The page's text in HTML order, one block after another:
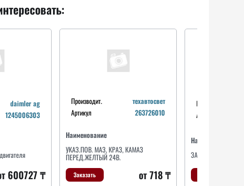
Производит.
Рычаг поворотного кулака
Заказать
Производит.
Заказать
daimler ag
1245006303
600727 ₸
Производит.
техавтосвет
Артикул
263726010
Наименование
УКАЗ.ПОВ. МАЗ, КРАЗ, КАМАЗ
ПЕРЕД.ЖЕЛТЫЙ 24В.
Заказать от 718 ₸
Производит.
Артикул
Наименование
ЗАДНИЙ ФОНАРЬ